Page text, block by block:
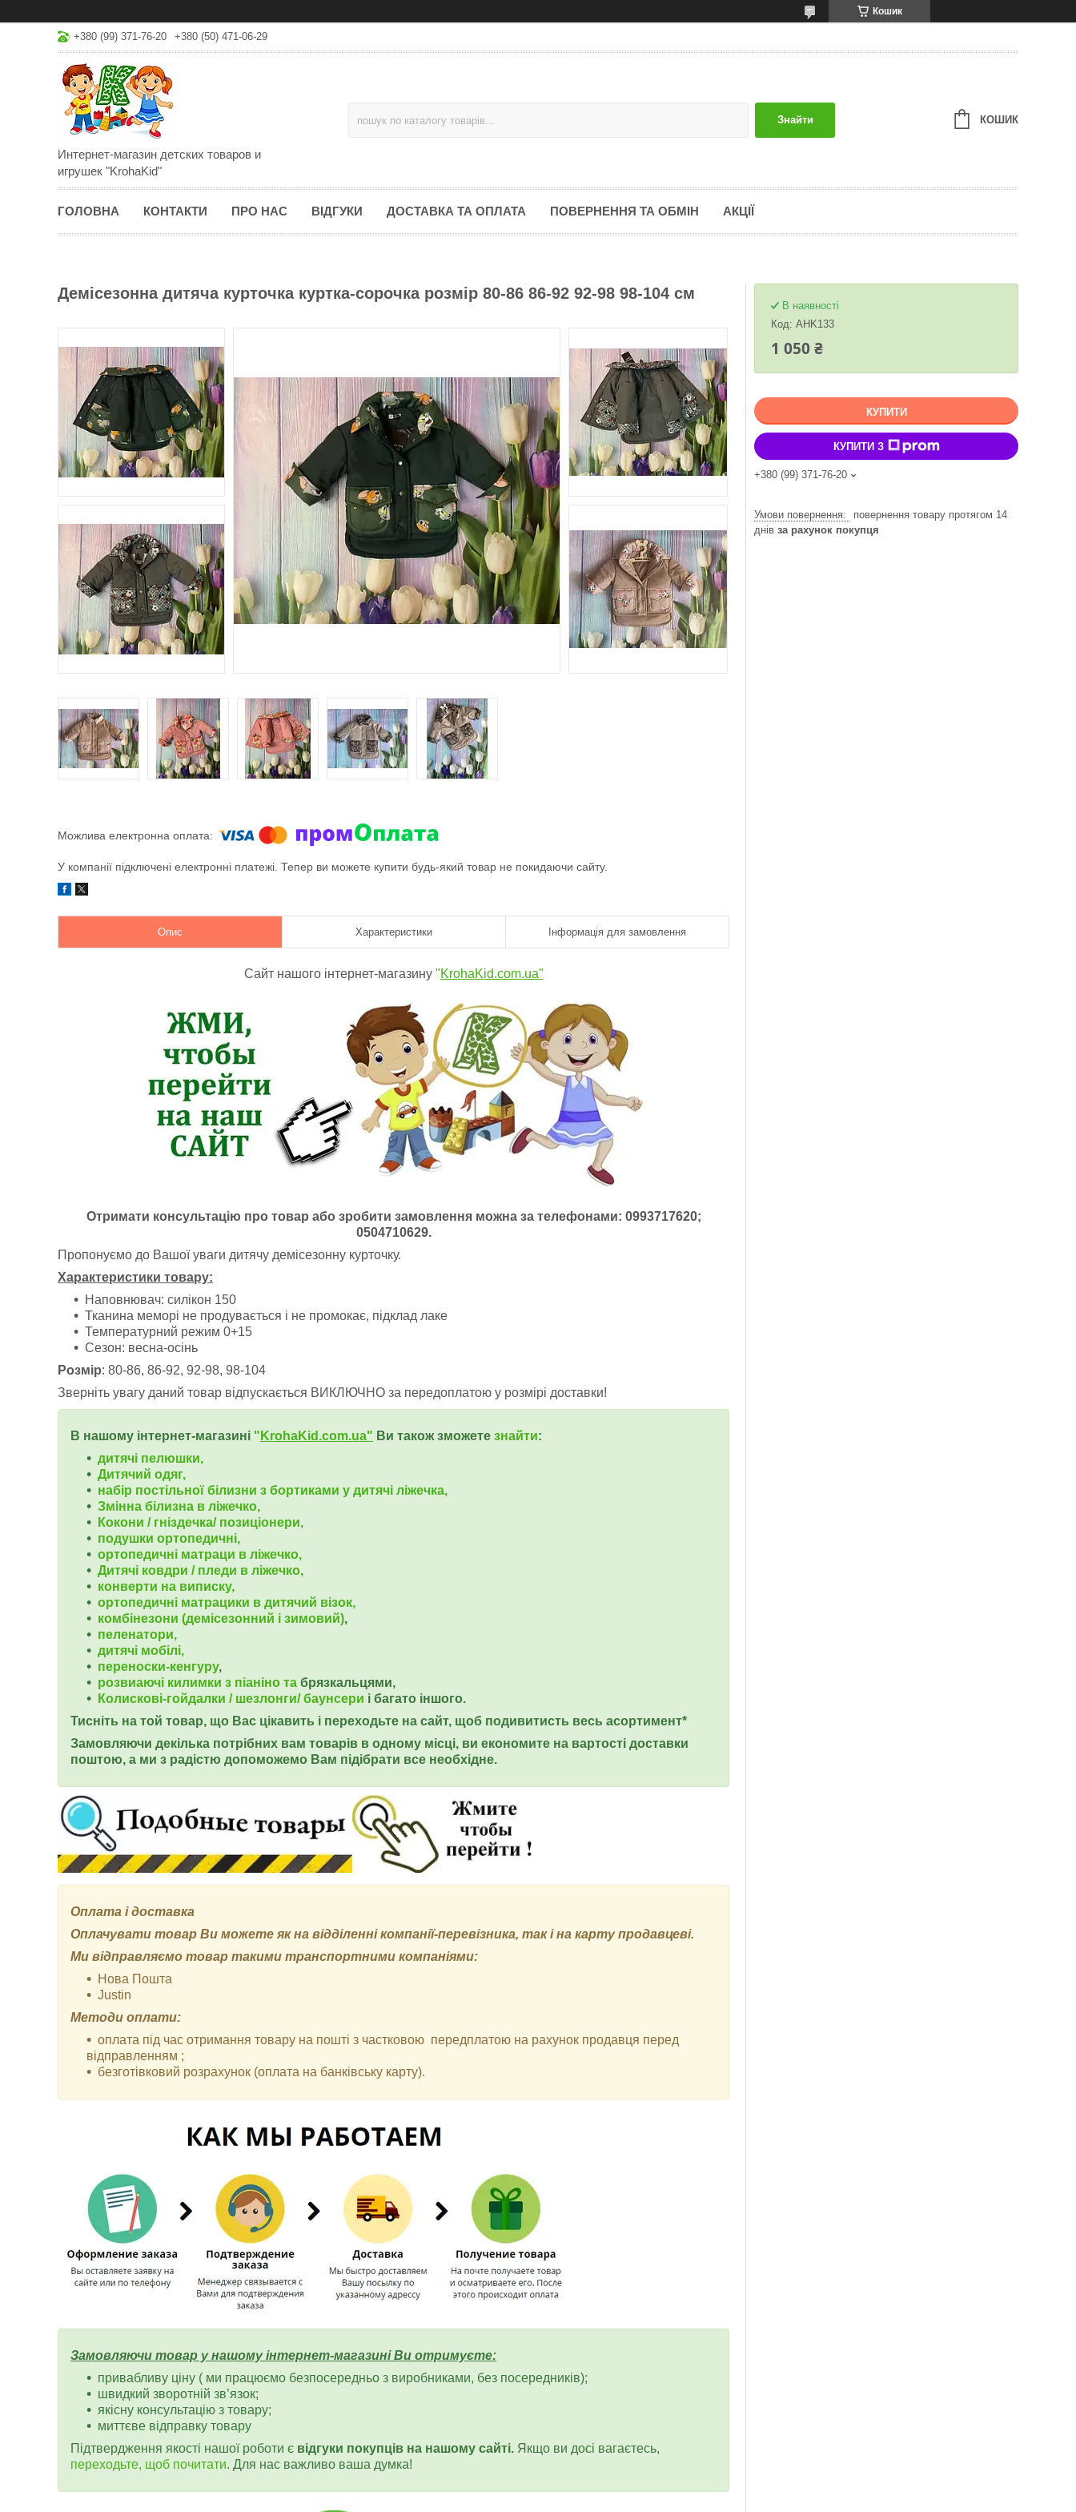
Кошик
+380 (99) 371-76-20 +380 (50) 471-06-29
Интернет-магазин детских товаров и
игрушек "KrohaKid"
Знайти КОШИК
ГОЛОВНА КОНТАКТИ ПРО НАС ВІДГУКИ ДОСТАВКА ТА ОПЛАТА ПОВЕРНЕННЯ ТА ОБМІН АКЦІЇ
Демісезонна дитяча курточка куртка-сорочка розмір 80-86 86-92 92-98 98-104 см
У компанії підключені електронні платежі. Тепер ви можете купити будь-який товар не покидаючи сайту.
Опис Характеристики Інформація для замовлення
Сайт нашого інтернет-магазину "KrohaKid.com.ua"
Отримати консультацію про товар або зробити замовлення можна за телефонами: 0993717620;
0504710629.
Пропонуємо до Вашої уваги дитячу демісезонну курточку.
Характеристики товару:
Наповнювач: силікон 150
Тканина меморі не продувається і не промокає, підклад лаке
Температурний режим 0+15
Сезон: весна-осінь
Розмір: 80-86, 86-92, 92-98, 98-104
Зверніть увагу даний товар відпускається ВИКЛЮЧНО за передоплатою у розмірі доставки!
В нашому інтернет-магазині " KrohaKid.com.ua" Ви також зможете знайти:
дитячі пелюшки,
Дитячий одяг,
набір постільної білизни з бортиками у дитячі ліжечка,
Змінна білизна в ліжечко,
Кокони / гніздечка/ позиціонери,
подушки ортопедичні,
ортопедичні матраци в ліжечко,
Дитячі ковдри / пледи в ліжечко,
конверти на виписку,
ортопедичні матрацики в дитячий візок,
комбінезони (демісезонний і зимовий),
пеленатори,
дитячі мобілі,
переноски-кенгуру,
розвиаючі килимки з піаніно та брязкальцями,
Колискові-гойдалки / шезлонги/ баунсери і багато іншого.
Тисніть на той товар, що Вас цікавить і переходьте на сайт, щоб подивитисть весь асортимент*
Замовляючи декілька потрібних вам товарів в одному місці, ви економите на вартості доставки
поштою, а ми з радістю допоможемо Вам підібрати все необхідне.
Оплата і доставка
Оплачувати товар Ви можете як на відділенні компанії-перевізника, так і на карту продавцеві.
Ми відправляємо товар такими транспортними компаніями:
Нова Пошта
Justin
Методи оплати:
оплата під час отримання товару на пошті з частковою передплатою на рахунок продавця перед
відправленням ;
безготівковий розрахунок (оплата на банківську карту).
Замовляючи товар у нашому інтернет-магазині Ви отримуєте:
привабливу ціну ( ми працюємо безпосередньо з виробниками, без посередників);
швидкий зворотній зв’язок;
якісну консультацію з товару;
миттєве відправку товару
Підтвердження якості нашої роботи є відгуки покупців на нашому сайті. Якщо ви досі вагаєтесь,
переходьте, щоб почитати. Для нас важливо ваша думка!
В наявності
Код: AHK133
1 050 ₴
КУПИТИ
КУПИТИ З
+380 (99) 371-76-20
повернення товару протягом 14
днів за рахунок покупця